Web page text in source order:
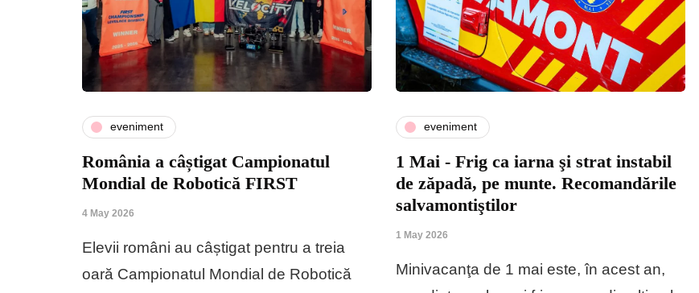
eveniment
România a câștigat Campionatul
Mondial de Robotică FIRST
4 May 2026
Elevii români au câștigat pentru a treia
oară Campionatul Mondial de Robotică
eveniment
1 Mai - Frig ca iarna şi strat instabil
de zăpadă, pe munte. Recomandările
salvamontiştilor
1 May 2026
Minivacanţa de 1 mai este, în acest an,